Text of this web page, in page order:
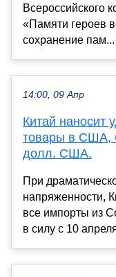
Всероссийского
«Памяти героев
сохранение пам...
14:00, 09 Апр
Китай наносит
товары в США,
долл. США.
При
напряженности,
все импорты из
в силу с 10